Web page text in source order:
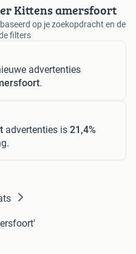
Kittens amersfoort
op je zoekopdracht en de
filters
advertenties
.
advertenties is 21,4%